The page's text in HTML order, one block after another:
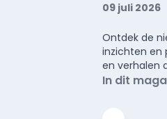
09 juli 2026
Ontdek de
inzichten en
en verhalen
In dit